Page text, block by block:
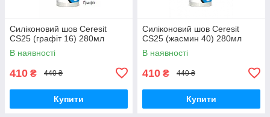
Силіконовий шов Ceresit
CS25 (графіт 16) 280мл
В наявності
410 ₴ 440 ₴
Купити
Силіконовий шов Ceresit
CS25 (жасмин 40) 280мл
В наявності
410 ₴ 440 ₴
Купити